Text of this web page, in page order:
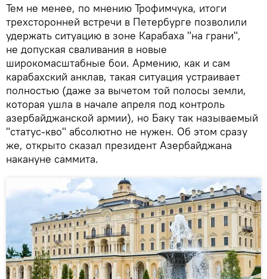
Тем не менее, по мнению Трофимчука, итоги
трехсторонней встречи в Петербурге позволили
удержать ситуацию в зоне Карабаха "на грани",
не допуская сваливания в новые
широкомасштабные бои. Армению, как и сам
карабахский анклав, такая ситуация устраивает
полностью (даже за вычетом той полосы земли,
которая ушла в начале апреля под контроль
азербайджанской армии), но Баку так называемый
"статус-кво" абсолютно не нужен. Об этом сразу
же, открыто сказал президент Азербайджана
накануне саммита.